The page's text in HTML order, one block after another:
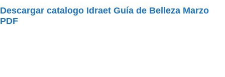
Descargar catalogo Idraet Guía de Belleza Marzo
PDF